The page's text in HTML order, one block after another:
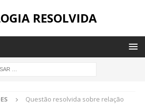
RESOLVIDA
Questão resolvida sobre relação